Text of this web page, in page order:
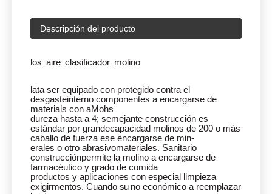
Descripción del producto
los aire clasificador molino
lata ser equipado con protegido contra el
desgasteinterno componentes a encargarse de
materials con aMohs
dureza hasta a 4; semejante construcción es
estándar por grandecapacidad molinos de 200 o más
caballo de fuerza ese encargarse de min-
erales o otro abrasivomateriales. Sanitario
construcciónpermite la molino a encargarse de
farmacéutico y grado de comida
productos y aplicaciones con especial limpieza
exigirmentos. Cuando su no económico a reemplazar